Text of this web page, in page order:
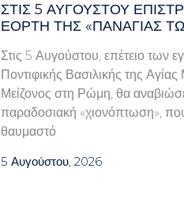
ΣΤΙΣ 5 ΑΥΓΟΎΣΤΟΥ
ΕΟΡΤΉ ΤΗΣ «ΠΑΝΑΓΊΑΣ
Στις 5 Αυγούστου, επέτειο των
Ποντιφικής Βασιλικής της
Μείζονος στη Ρώμη, θα
παραδοσιακή «χιονόπτωση», που
θαυμαστό
5 Αυγούστου, 2026